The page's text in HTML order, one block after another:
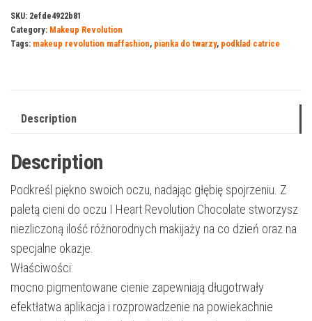
SKU: 2efde4922b81
Category: Makeup Revolution
Tags: makeup revolution maffashion, pianka do twarzy, podklad catrice
Description
Description
Podkreśl piękno swoich oczu, nadając głębię spojrzeniu. Z
paletą cieni do oczu I Heart Revolution Chocolate stworzysz
niezliczoną ilość różnorodnych makijaży na co dzień oraz na
specjalne okazje.
Właściwości:
mocno pigmentowane cienie zapewniają długotrwały
efektłatwa aplikacja i rozprowadzenie na powiekachnie